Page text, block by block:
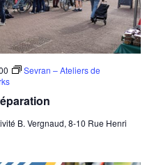
Sevran – Ateliers de
B. Vergnaud, 8-10 Rue Henri